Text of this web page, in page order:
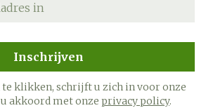
Inschrijven
klikken, schrijft u zich in voor onze
akkoord met onze privacy policy.